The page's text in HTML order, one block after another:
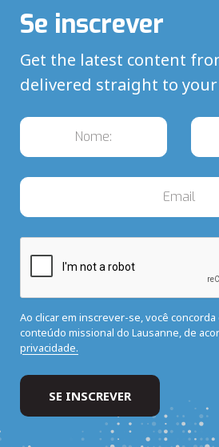
Se inscrever
Get the latest content
delivered straight to
Ao clicar em inscrever-se, você
conteúdo missional do Lausanne, de
privacidade.